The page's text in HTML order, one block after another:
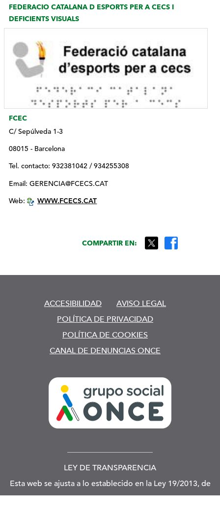
FEDERACIO CATALANA D ESPORTS PER A CECS I
DEFICIENTS VISUALS
FCEC
C/ Sepúlveda 1-3
08015 - Barcelona
Tel. contacto: 932381042 / 934255308
Email: GERENCIA@FCECS.CAT
Web:
WWW.FCECS.CAT
COMPARTIR EN:
ACCESIBILIDAD
AVISO LEGAL
POLÍTICA DE PRIVACIDAD
POLÍTICA DE COOKIES
CANAL DE DENUNCIAS ONCE
LEY DE TRANSPARENCIA
Esta web se ajusta a lo establecido en la Ley 19/2013, de